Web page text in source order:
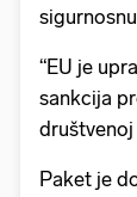
“EU je
sankcija
društvenoj
Paket je